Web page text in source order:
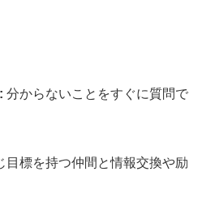
分からないことをすぐに質問で
目標を持つ仲間と情報交換や励